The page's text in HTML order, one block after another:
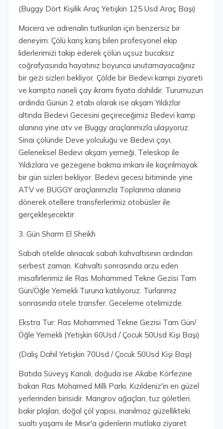
(Buggy Dört Kişilik Araç Yetişkin 125 Usd Araç Başı)
Macera ve adrenalin tutkunları için benzersiz bir
deneyim. Çölü karış karış bilen profesyonel ekip
liderlerimizi takip ederek çölün uçsuz bucaksız
coğrafyasında hayatınız boyunca unutamayacağınız
bir gezi sizleri bekliyor. Çölde bir Bedevi kampı ziyareti
ve kampta naneli çay ikramı fiyata dahildir. Turumuzun
ardında Günün 2 etabı olarak ise akşam Yıldızlar
altında Bedevi Gecesini geçireceğimiz Bedevi kamp
alanına yine atv ve Buggy araçlarımızla ulaşıyoruz.
Sinai çölünde Deve yolculuğu ve Bedevi çayı,
Geleneksel Bedevi akşam yemeği, Teleskop ile
Yıldızlara ve gezegene bakma imkanı ile kaçırılmayak
bir gün sizleri bekliyor. Bedevi gecesi bitiminde yine
ATV ve BUGGY araçlarımızla Toplanma alanına
dönerek otellere transferlerimiz otobüsler ile
gerçekleşecektir.
3. Gün Sharm El Sheikh
Sabah otelde alınacak sabah kahvaltısının ardından
serbest zaman. Kahvaltı sonrasında arzu eden
misafirlerimiz ile Ras Mohammed Tekne Gezisi Tam
Gün/Öğle Yemekli Turuna katılıyoruz. Turlarımız
sonrasında otele transfer. Geceleme otelimizde.
Ekstra Tur: Ras Mohammed Tekne Gezisi Tam Gün/
Öğle Yemekli (Yetişkin 60Usd / Çocuk 50Usd Kişi Başı)
(Dalış Dahil Yetişkin 70Usd / Çocuk 50Usd Kişi Başı)
Batıda Süveyş Kanalı, doğuda ise Akabe Körfezine
bakan Ras Mohamed Milli Parkı, Kızıldeniz'in en güzel
yerlerinden birisidir. Mangrov ağaçları, tuz göletleri,
bakir plajları, doğal çöl yapısı, inanılmaz güzellikteki
sualtı yaşamı ile Mısır'a gidenlerin mutlaka ziyaret